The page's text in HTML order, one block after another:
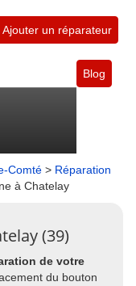
Ajouter un réparateur
Blog
Comté > Réparation
à Chatelay
(39)
de votre
du bouton